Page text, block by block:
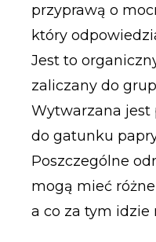
przyprawą o
który
Jest to
zaliczany do
Wytwarzana jest
do gatunku
Poszczególne
mogą mieć
a co za tym idzie